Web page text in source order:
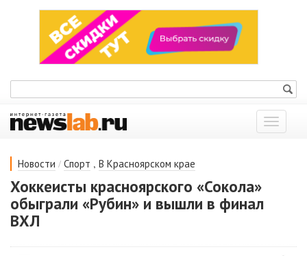
Показать
меню
Новости / Спорт , В Красноярском крае
Хоккеисты красноярского «Сокола»
обыграли «Рубин» и вышли в финал
ВХЛ